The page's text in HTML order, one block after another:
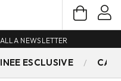
GRATUITA PER ORDINI
ESCLUSIVE